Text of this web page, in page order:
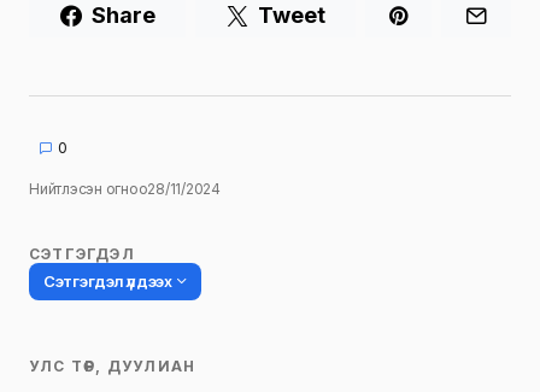
Share Tweet
0
Нийтлэсэн огноо28/11/2024
СЭТГЭГДЭЛ
Сэтгэгдэл үлдээх
УЛС ТӨР, ДУУЛИАН